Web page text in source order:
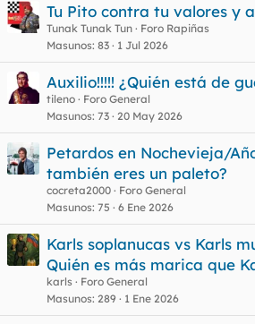
Tu Pito contra tu valores y
Tunak Tunak Tun
Foro Rapiñas
Masunos 83 1 Jul 2026
Auxilio!!!!! ¿Quién está de
tileno
Foro General
Masunos 73 20 May 2026
Petardos en Nochevieja/
también eres un paleto?
cocreta2000
Foro General
Masunos 75 6 Ene 2026
Karls soplanucas vs Karls
Quién es más marica que
karls
Foro General
Masunos 289 1 Ene 2026